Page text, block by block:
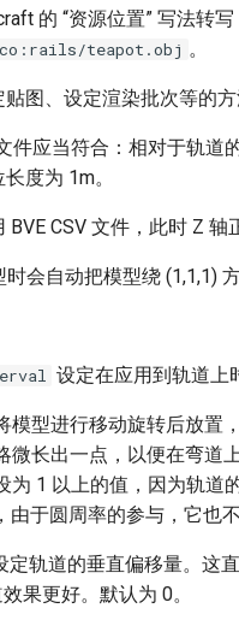
的 “资源位置” 写法转写
teapot.obj 。
图、设定渲染批次等的
件应当符合：相对于轨道
度为 1m。
BVE CSV 文件，此时 Z 轴
时会自动把模型绕 (1,1,1)
设定在应用到轨道上
模型进行移动旋转后放置
微长出一点，以便在弯道
为 1 以上的值，因为轨道
由于圆周率的参与，它也
定轨道的垂直偏移量。这
果更好。默认为 0。